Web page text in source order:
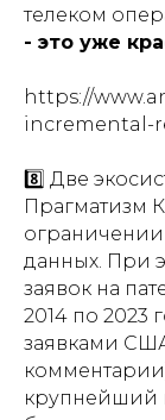
телеком
- это уже
https://
incremental-
8️⃣ Две
Прагматизм
ограничении
данных. При
заявок на
2014 по 2023
заявками
крупнейший